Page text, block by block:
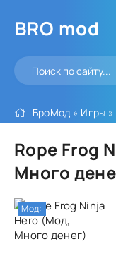
BRO mod
БроМод » Игры »
Rope Frog
Много
Мод: